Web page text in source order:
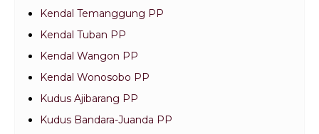
Kendal Temanggung PP
Kendal Tuban PP
Kendal Wangon PP
Kendal Wonosobo PP
Kudus Ajibarang PP
Kudus Bandara-Juanda PP